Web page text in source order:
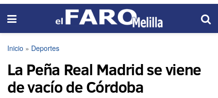
Inicio » Deportes
La Peña Real Madrid se viene
de vacío de Córdoba